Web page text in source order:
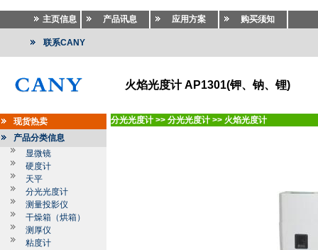
主页信息 产品讯息 应用方案 购买须知
联系CANY
火焰光度计 AP1301(钾、钠、锂)
现货热卖
产品分类信息
显微镜
硬度计
天平
分光光度计
测量投影仪
干燥箱（烘箱）
测厚仪
粘度计
分光光度计 >> 分光光度计 >> 火焰光度计